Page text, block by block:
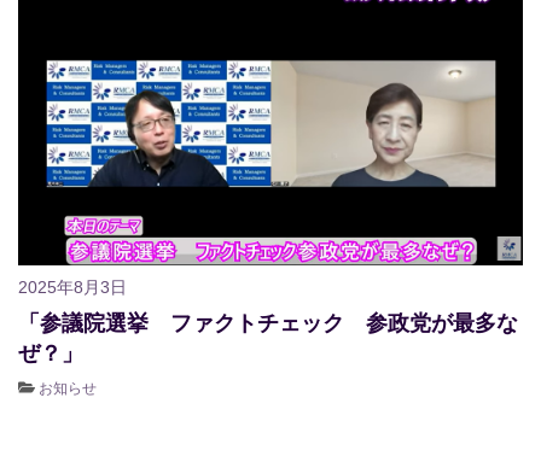
2025年8月3日
「参議院選挙 ファクトチェック 参政党が最多な
ぜ？」
お知らせ